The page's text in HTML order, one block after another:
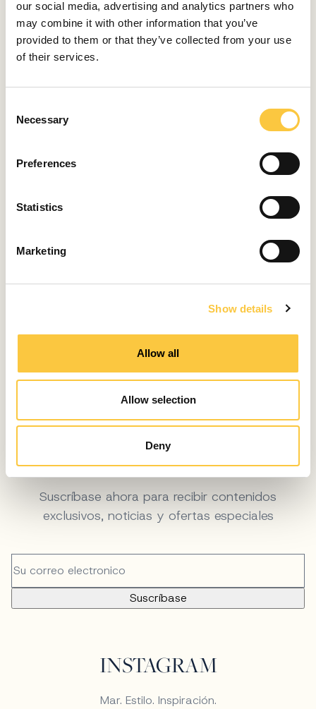
our social media, advertising and analytics partners who
may combine it with other information that you’ve
provided to them or that they’ve collected from your use
of their services.
Necessary
Preferences
Statistics
Marketing
Show details
Allow all
Allow selection
Deny
abril 13, 2025
LANZAMIENTOS Y RESEÑAS
Sueña a lo grande a bordo del Lagoon 38
abril 13, 2025
LANZAMIENTOS Y RESEÑAS
Revisión del Lagoon 43: Lo último en catamaranes
NOTICIAS DE LA INDUSTRIA
Nautika Centar Nava: Un nuevo nivel de lujo en el mar
diciembre 27, 2024
octubre 28, 2024
1
BOLETÍN GRATUITO
Suscríbase ahora para recibir contenidos
exclusivos, noticias y ofertas especiales
INSTAGRAM
Mar. Estilo. Inspiración.